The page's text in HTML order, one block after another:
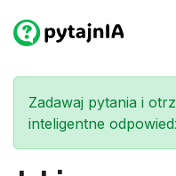
Zadawaj pytania i
inteligentne